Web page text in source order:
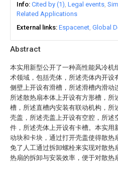
Abstract
本实用新型公开了一种高性能风冷机
术领域，包括壳体，所述壳体内开设
侧壁上开设有滑槽，所述滑槽内滑动
所述散热扇本体上开设有方形槽，所
槽，所述直槽内安装有联动机构，所
壳盖，所述壳盖上开设有空腔，所述
件，所述壳体上开设有卡槽。本实用
动块和卡块，通过打开壳盖使得散热
免了人工通过拆卸螺栓来实现对散热
热扇的拆卸与安装效率，便于对散热
Info Cited by (1) Legal events
Related Applications
External links Espacenet Global